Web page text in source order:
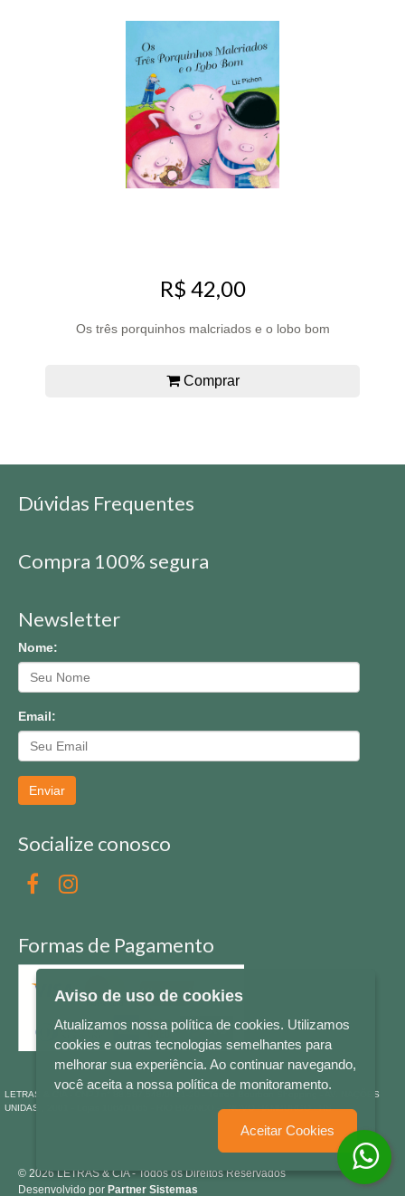
R$ 42,00
Os três porquinhos malcriados e o lobo bom
Comprar
Dúvidas Frequentes
Compra 100% segura
Newsletter
Nome:
Email:
Enviar
Socialize conosco
Formas de Pagamento
LETRAS & CIA - CNPJ n° 88.587.548/0001-20 - Térreo Bourbon Shopping - AV. NAÇÕES
UNIDAS , 2001 - Lojas 1064/1065 - RIO BRANCO - - NOVO HAMBURGO - RS
© 2026 LETRAS & CIA - Todos os Direitos Reservados
Desenvolvido por Partner Sistemas
Aviso de uso de cookies
Atualizamos nossa política de cookies. Utilizamos
cookies e outras tecnologias semelhantes para
melhorar sua experiência. Ao continuar navegando,
você aceita a nossa política de monitoramento.
Aceitar Cookies